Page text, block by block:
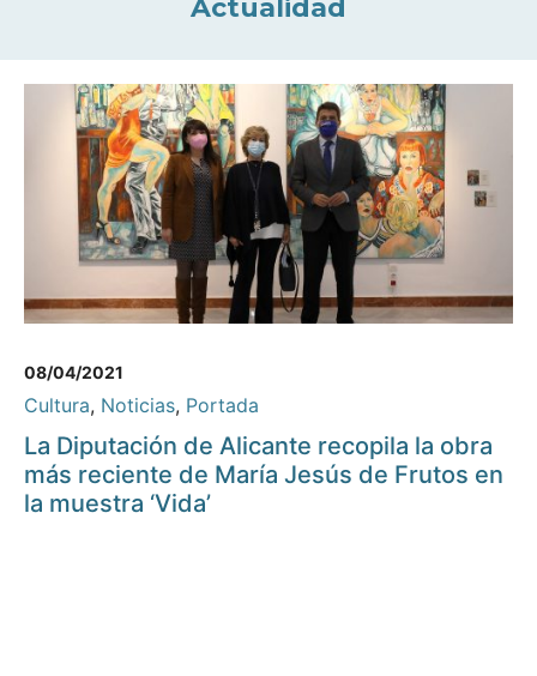
Actualidad
08/04/2021
Cultura, Noticias, Portada
La Diputación de Alicante recopila la obra
más reciente de María Jesús de Frutos en
la muestra ‘Vida’